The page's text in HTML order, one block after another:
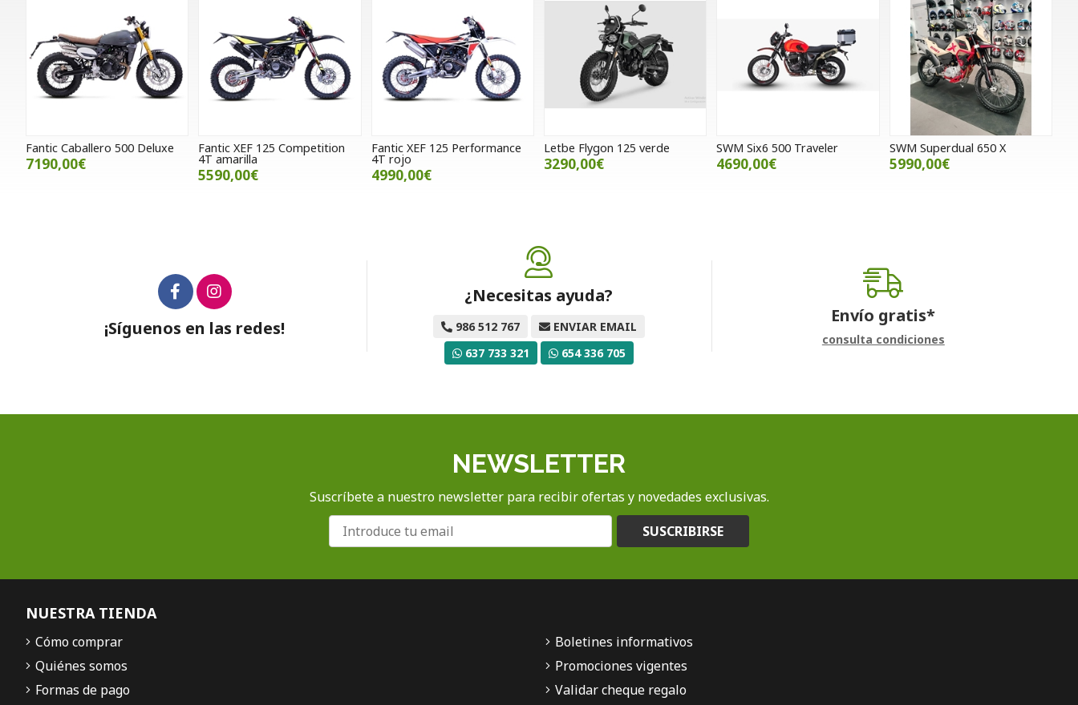
Fantic Caballero 500 Deluxe
7190,00€
Fantic XEF 125 Competition
4T amarilla
5590,00€
Fantic XEF 125 Performance
4T rojo
4990,00€
Letbe Flygon 125 verde
3290,00€
SWM Six6 500 Traveler
4690,00€
SWM Superdual 650 X
5990,00€
¡Síguenos en las redes!
¿Necesitas ayuda?
986 512 767
ENVIAR EMAIL
637 733 321
654 336 705
Envío gratis*
consulta condiciones
NEWSLETTER
Suscríbete a nuestro newsletter para recibir ofertas y novedades exclusivas.
SUSCRIBIRSE
NUESTRA TIENDA
Cómo comprar
Quiénes somos
Formas de pago
Boletines informativos
Promociones vigentes
Validar cheque regalo